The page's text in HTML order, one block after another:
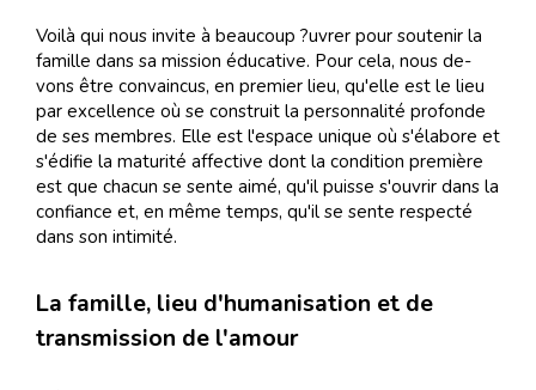
Voi­là qui nous in­vite à beau­coup ?u­vrer pour sou­te­nir la
fa­mille dans sa mis­sion édu­ca­tive. Pour cela, nous de­
vons être con­vain­cus, en pre­mier lieu, qu'elle est le lieu
par ex­cel­lence où se cons­truit la per­son­na­li­té pro­fonde
de ses mem­bres. Elle est l'es­pace uni­que où s'éla­bore et
s'édi­fie la ma­tu­ri­té af­fec­tive dont la con­di­tion pre­mière
est que cha­cun se sente aimé, qu'il puisse s'ou­vrir dans la
con­fiance et, en même temps, qu'il se sente res­pec­té
dans son in­ti­mi­té.
La famille, lieu d'humanisation et de
transmission de l'amour